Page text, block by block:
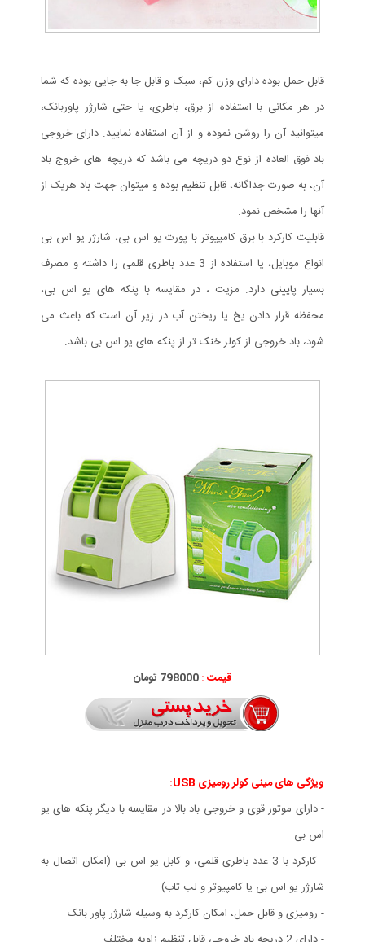
قابل حمل بوده دارای وزن کم، سبک و قابل جا به جایی بوده که شما
در هر مکانی با استفاده از برق، باطری، یا حتی شارژر پاوربانک،
میتوانید آن را روشن نموده و از آن استفاده نمایید. دارای خروجی
باد فوق العاده از نوع دو دریچه می باشد که دریچه های خروج باد
آن، به صورت جداگانه، قابل تنظیم بوده و میتوان جهت باد هریک از
آنها را مشخص نمود.
قابلیت کارکرد با برق کامپیوتر با پورت یو اس بی، شارژر یو اس بی
انواع موبایل، یا استفاده از 3 عدد باطری قلمی را داشته و مصرف
بسیار پایینی دارد. مزیت ، در مقایسه با پنکه های یو اس بی،
محفظه قرار دادن یخ یا ریختن آب در زیر آن است که باعث می
شود، باد خروجی از کولر خنک تر از پنکه های یو اس بی باشد.
قیمت :798000 تومان
ویژگی های مينی كولر روميزی USB:
- دارای موتور قوی و خروجی باد بالا در مقایسه با دیگر پنکه های یو
اس بی
- کارکرد با 3 عدد باطری قلمی، و کابل یو اس بی (امکان اتصال به
شارژر یو اس بی یا کامپیوتر و لب تاب)
- رومیزی و قابل حمل، امکان کارکرد به وسیله شارژر پاور بانک